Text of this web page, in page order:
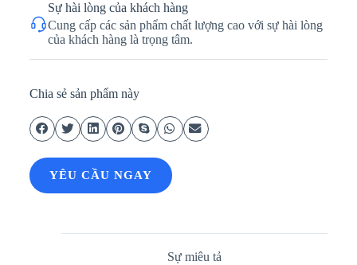
Sự hài lòng của khách hàng
Cung cấp các sản phẩm chất lượng cao với sự hài lòng
của khách hàng là trọng tâm.
Chia sẻ sản phẩm này
YÊU CẦU NGAY
Sự miêu tả